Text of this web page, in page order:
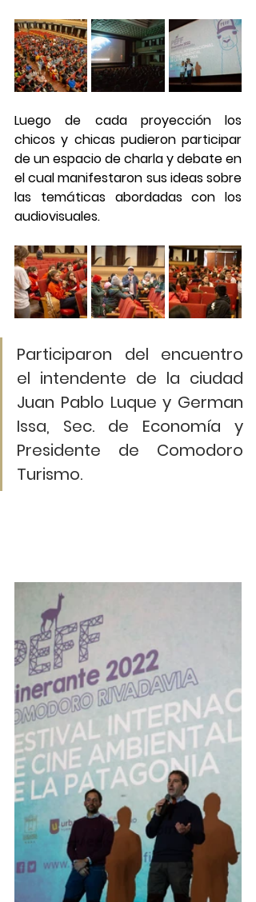
Luego de cada proyección los
chicos y chicas pudieron participar
de un espacio de charla y debate en
el cual manifestaron sus ideas sobre
las temáticas abordadas con los
audiovisuales.
Participaron del encuentro
el intendente de la ciudad
Juan Pablo Luque y German
Issa, Sec. de Economía y
Presidente de Comodoro
Turismo.